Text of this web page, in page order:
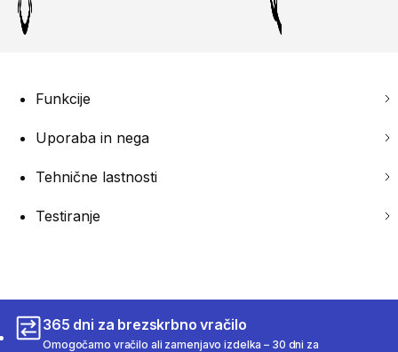
Funkcije
Uporaba in nega
Tehnične lastnosti
Testiranje
365 dni za brezskrbno vračilo
Omogočamo vračilo ali zamenjavo izdelka – 30 dni za